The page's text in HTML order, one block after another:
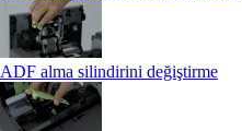
ADF alma silindirini değiştirme